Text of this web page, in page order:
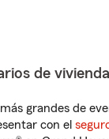
de vivienda
grandes de
con el